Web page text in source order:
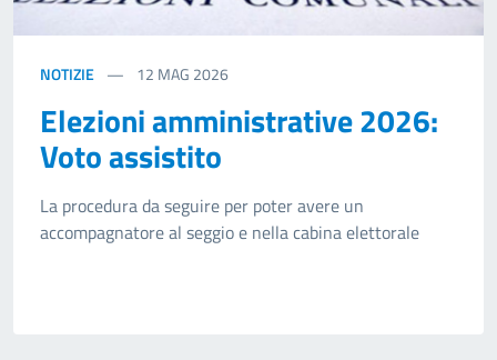
NOTIZIE 12 MAG 2026
Elezioni amministrative 2026:
Voto assistito
La procedura da seguire per poter avere un
accompagnatore al seggio e nella cabina elettorale